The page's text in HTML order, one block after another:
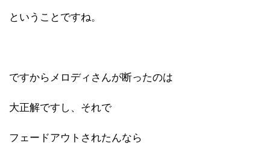
ということですね。
ですからメロディさんが断ったのは
大正解ですし、それで
フェードアウトされたんなら